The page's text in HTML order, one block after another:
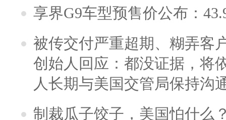
享界G9车型预售价公布：
被传交付严重超期、糊弄客
创始人回应：都没证据，将
人长期与美国交管局保持沟
制裁瓜子饺子，美国怕什么